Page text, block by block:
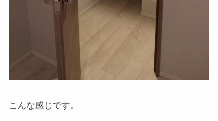
こんな感じです。